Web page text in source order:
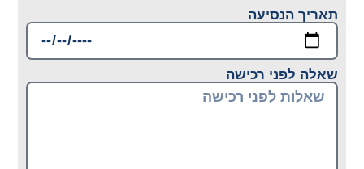
תאריך הנסיעה
שאלה לפני רכישה